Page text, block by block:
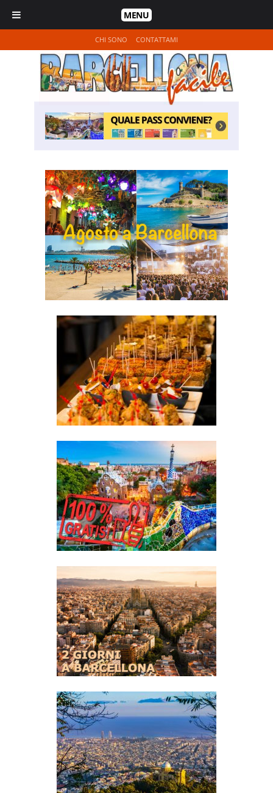
MENU
CHI SONO CONTATTAMI
COSA FARE AD
AGOSTO A
BARCELLONA
DOVE MANGIARE A BARCELLONA
SPENDENDO POCO
4 Leggi
11 COSE DA FARE GRATIS A
BARCELLONA
1 Leggi
COSA VEDERE A BARCELLONA IN
2 GIORNI
18 Leggi
Leggi